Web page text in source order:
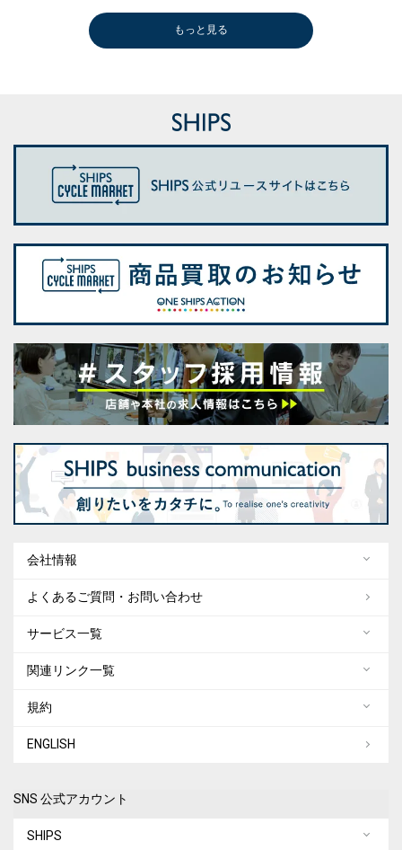
もっと見る
会社情報
よくあるご質問・お問い合わせ
サービス一覧
関連リンク一覧
規約
ENGLISH
SNS 公式アカウント
SHIPS